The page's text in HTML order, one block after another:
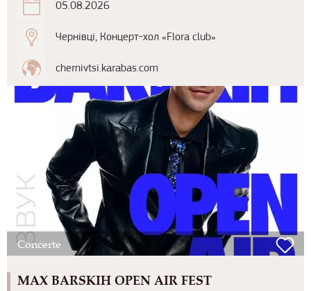
05.08.2026
Чернівці, Концерт-хол «Flora club»
chernivtsi.karabas.com
Concerte
MAX BARSKIH OPEN AIR FEST